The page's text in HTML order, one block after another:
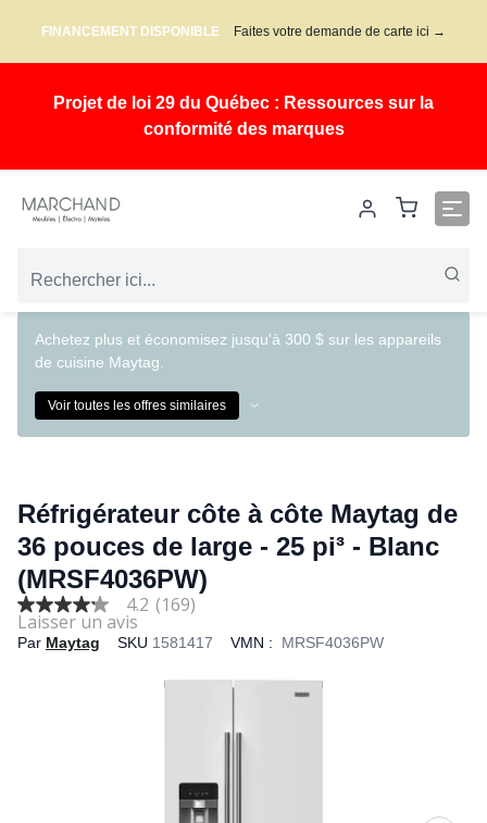
FINANCEMENT DISPONIBLE Faites votre demande de carte ici →
Projet de loi 29 du Québec : Ressources sur la
conformité des marques
Achetez plus et économisez jusqu'à 300 $ sur les appareils
de cuisine Maytag.
Voir toutes les offres similaires
Réfrigérateur côte à côte Maytag de
36 pouces de large - 25 pi³ - Blanc
(MRSF4036PW)
4.2
out
of
4.2 (169)
Par Maytag SKU 1581417 VMN : MRSF4036PW